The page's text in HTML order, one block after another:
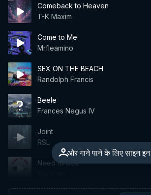
Comeback to Heaven
T-K Maxim
Come to Me
Mrfleamino
SEX ON THE BEACH
Randolph Francis
Beele
Frances Negus IV
और गाने पाने के लिए साइन
Joint
RSL
Need to See